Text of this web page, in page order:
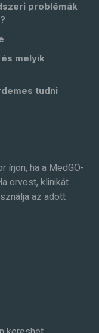
problémák
melyik
tudni
írjon, ha a MedGO-
orvost, klinikát
az adott